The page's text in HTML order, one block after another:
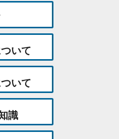
いて
いて
識